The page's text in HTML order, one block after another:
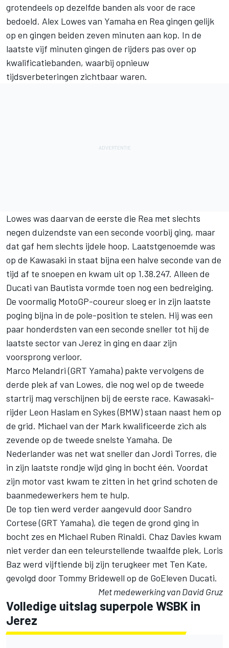
grotendeels op dezelfde banden als voor de race
bedoeld. Alex Lowes van Yamaha en Rea gingen gelijk
op en gingen beiden zeven minuten aan kop. In de
laatste vijf minuten gingen de rijders pas over op
kwalificatiebanden, waarbij opnieuw
tijdsverbeteringen zichtbaar waren.
Lowes was daarvan de eerste die Rea met slechts
negen duizendste van een seconde voorbij ging, maar
dat gaf hem slechts ijdele hoop. Laatstgenoemde was
op de Kawasaki in staat bijna een halve seconde van de
tijd af te snoepen en kwam uit op 1.38.247. Alleen de
Ducati van Bautista vormde toen nog een bedreiging.
De voormalig MotoGP-coureur sloeg er in zijn laatste
poging bijna in de pole-position te stelen. Hij was een
paar honderdsten van een seconde sneller tot hij de
laatste sector van Jerez in ging en daar zijn
voorsprong verloor.
Marco Melandri (GRT Yamaha) pakte vervolgens de
derde plek af van Lowes, die nog wel op de tweede
startrij mag verschijnen bij de eerste race. Kawasaki-
rijder Leon Haslam en Sykes (BMW) staan naast hem op
de grid. Michael van der Mark kwalificeerde zich als
zevende op de tweede snelste Yamaha. De
Nederlander was net wat sneller dan Jordi Torres, die
in zijn laatste rondje wijd ging in bocht één. Voordat
zijn motor vast kwam te zitten in het grind schoten de
baanmedewerkers hem te hulp.
De top tien werd verder aangevuld door Sandro
Cortese (GRT Yamaha), die tegen de grond ging in
bocht zes en Michael Ruben Rinaldi. Chaz Davies kwam
niet verder dan een teleurstellende twaalfde plek, Loris
Baz werd vijftiende bij zijn terugkeer met Ten Kate,
gevolgd door Tommy Bridewell op de GoEleven Ducati.
Met medewerking van David Gruz
Volledige uitslag superpole WSBK in
Jerez